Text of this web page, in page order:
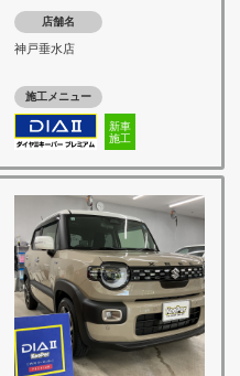
店舗名
神戸垂水店
施工メニュー
新車
施工